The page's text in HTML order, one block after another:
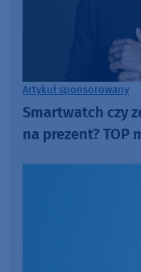
Artykuł sponsorowany
Smartwatch czy
na prezent? TOP